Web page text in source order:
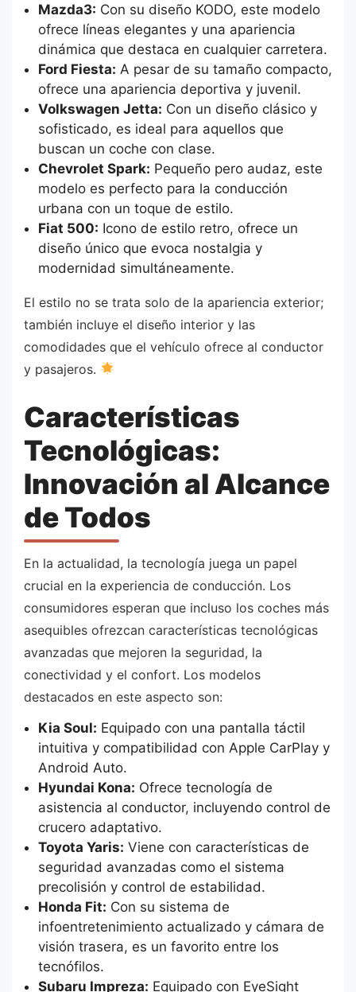
Mazda3: Con su diseño KODO, este modelo
ofrece líneas elegantes y una apariencia
dinámica que destaca en cualquier carretera.
Ford Fiesta: A pesar de su tamaño compacto,
ofrece una apariencia deportiva y juvenil.
Volkswagen Jetta: Con un diseño clásico y
sofisticado, es ideal para aquellos que
buscan un coche con clase.
Chevrolet Spark: Pequeño pero audaz, este
modelo es perfecto para la conducción
urbana con un toque de estilo.
Fiat 500: Icono de estilo retro, ofrece un
diseño único que evoca nostalgia y
modernidad simultáneamente.
El estilo no se trata solo de la apariencia exterior;
también incluye el diseño interior y las
comodidades que el vehículo ofrece al conductor
y pasajeros.
Características
Tecnológicas:
Innovación al Alcance
de Todos
En la actualidad, la tecnología juega un papel
crucial en la experiencia de conducción. Los
consumidores esperan que incluso los coches más
asequibles ofrezcan características tecnológicas
avanzadas que mejoren la seguridad, la
conectividad y el confort. Los modelos
destacados en este aspecto son:
Kia Soul: Equipado con una pantalla táctil
intuitiva y compatibilidad con Apple CarPlay y
Android Auto.
Hyundai Kona: Ofrece tecnología de
asistencia al conductor, incluyendo control de
crucero adaptativo.
Toyota Yaris: Viene con características de
seguridad avanzadas como el sistema
precolisión y control de estabilidad.
Honda Fit: Con su sistema de
infoentretenimiento actualizado y cámara de
visión trasera, es un favorito entre los
tecnófilos.
Subaru Impreza: Equipado con EyeSight